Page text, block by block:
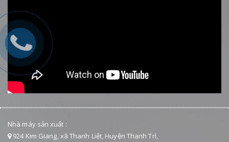
Nhà máy sản xuất :
924 Kim Giang, xã Thanh Liệt, Huyện Thanh Trì,